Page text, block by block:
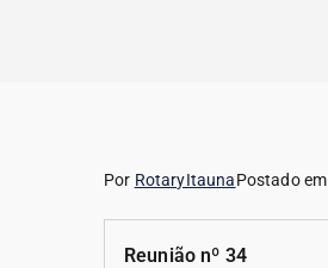
Por RotaryItaunaPostado em
Reunião nº 34